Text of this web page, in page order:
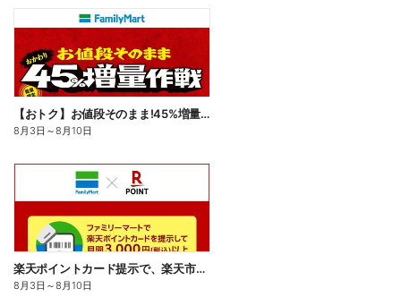
【おトク】お値段そのまま!45%増量作戦!
8月3日 ～8月10日
楽天ポイントカード提示で、楽天市場でのお買い物がおトクに!
8月3日 ～8月10日